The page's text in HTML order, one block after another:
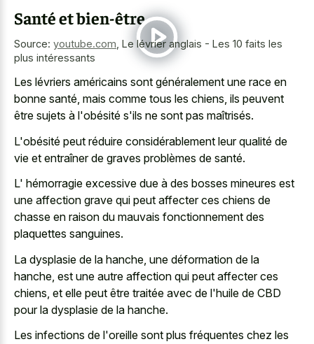
Santé et bien-être
Source: youtube.com Le lévrier anglais - Les 10 faits les
plus intéressants
Les lévriers américains sont généralement une race en
bonne santé, mais comme tous les chiens, ils peuvent
être sujets à l'obésité s'ils ne sont pas maîtrisés.
L'obésité peut réduire considérablement leur qualité de
vie et entraîner de graves problèmes de santé.
L' hémorragie excessive due à des bosses mineures est
une affection grave qui peut affecter ces chiens de
chasse en raison du mauvais fonctionnement des
plaquettes sanguines.
La dysplasie de la hanche, une déformation de la
hanche, est une autre affection qui peut affecter ces
chiens, et elle peut être traitée avec de l'huile de CBD
pour la dysplasie de la hanche.
Les infections de l'oreille sont plus fréquentes chez les